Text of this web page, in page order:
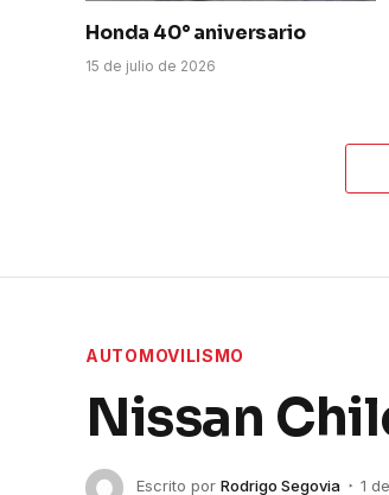
Honda 40° aniversario
15 de julio de 2026
AUTOMOVILISMO
Nissan
Escrito por Rodrigo Segovia 1